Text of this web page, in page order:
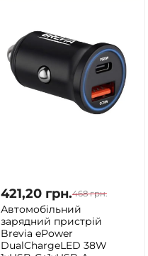
421,20 грн.468 грн.
Автомобільний
зарядний пристрій
Brevia ePower
DualChargeLED 38W